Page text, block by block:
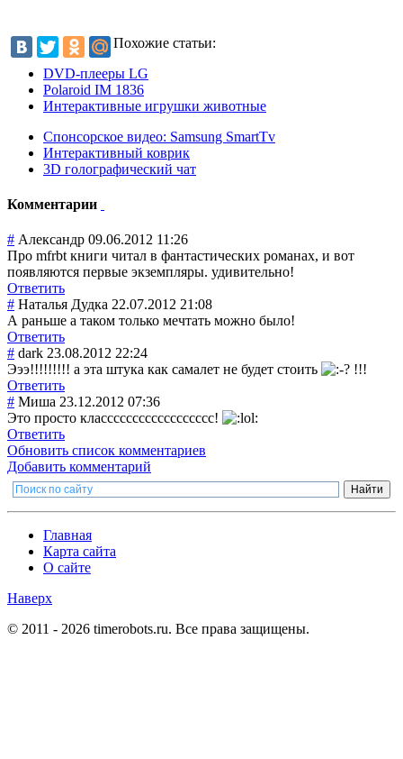
Похожие статьи:
DVD-плееры LG
Polaroid IM 1836
Интерактивные игрушки животные
Спонсорское видео: Samsung SmartTv
Интерактивный коврик
3D голографический чат
Комментарии
# Александр 09.06.2012 11:26
Про mfrbt книги читал в фантастических романах, и вот
появляются первые экземпляры. удивительно!
Ответить
# Наталья Дудка 22.07.2012 21:08
А раньше а таком только мечтать можно было!
Ответить
# dark 23.08.2012 22:24
Эээ!!!!!!!!! а эта штука как самалет не будет стоить
!!!
Ответить
# Миша 23.12.2012 07:36
Это просто класссссссссссссссссс!
Ответить
Обновить список комментариев
Добавить комментарий
Главная
Карта сайта
О сайте
Наверх
© 2011 - 2026 timerobots.ru. Все права защищены.